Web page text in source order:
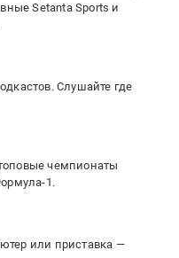
Setanta Sports и
Слушайте где
чемпионаты
1.
или приставка —